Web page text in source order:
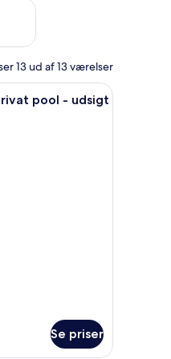
aug. 14 - aug. 16
13 ud af 13 værelser
udendørs poolområde med
pool - udsigt
Se priser